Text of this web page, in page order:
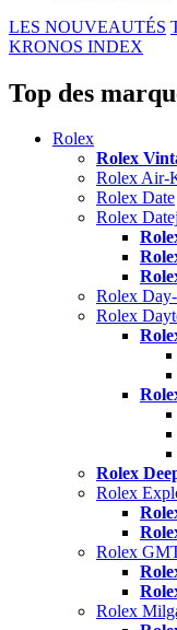
LES NOUVEAUTÉS
KRONOS INDEX
Top des
Rolex
Rolex
Rolex Air-
Rolex Date
Rolex
Rolex
Rolex
Rolex
Rolex
Rolex
Rolex